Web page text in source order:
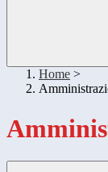
Home >